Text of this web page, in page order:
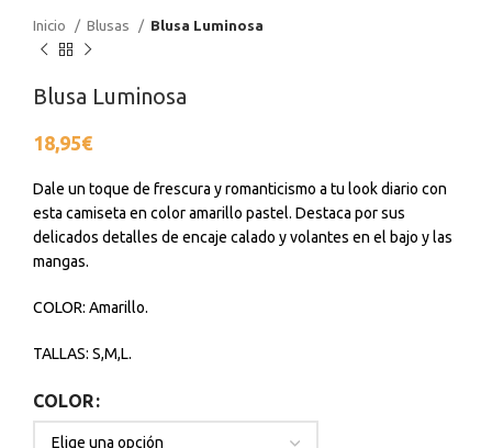
Inicio Blusas Blusa Luminosa
Blusa Luminosa
18,95€
Dale un toque de frescura y romanticismo a tu look diario con
esta camiseta en color amarillo pastel. Destaca por sus
delicados detalles de encaje calado y volantes en el bajo y las
mangas.
COLOR: Amarillo.
TALLAS: S,M,L.
COLOR